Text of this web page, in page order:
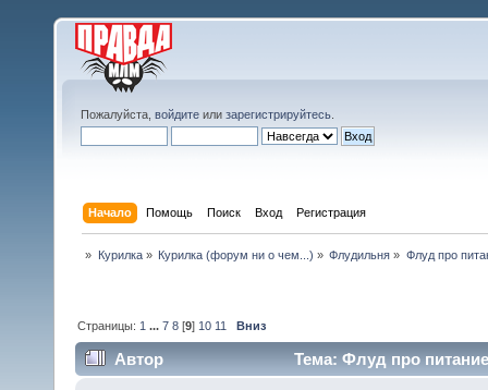
Пожалуйста, войдите или зарегистрируйтесь
Начало Помощь Поиск Вход Регистрация
» Курилка» Курилка (форум ни о чем...) » Флудильня » Флуд про
Страницы: 1 ...7 8 [9] 10 11 Вниз
Автор Тема: Флуд про